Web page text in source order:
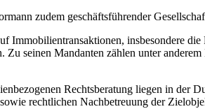
zudem geschäftsführender
Immobilientransaktionen, insbesondere
seinen Mandanten zählen unter
Rechtsberatung liegen in
rechtlichen Nachbetreuung der